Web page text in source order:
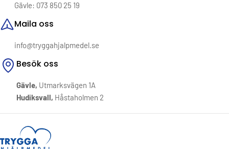
Gävle: 073 850 25 19
Maila oss
info@tryggahjalpmedel.se
Besök oss
Gävle, Utmarksvägen 1A
Hudiksvall, Håstaholmen 2